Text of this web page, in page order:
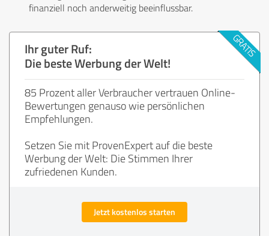
finanziell noch anderweitig beeinflussbar.
Ihr guter Ruf:
Die beste Werbung der Welt!
85 Prozent aller Verbraucher vertrauen Online-
Bewertungen genauso wie persönlichen
Empfehlungen.
Setzen Sie mit ProvenExpert auf die beste
Werbung der Welt: Die Stimmen Ihrer
zufriedenen Kunden.
Jetzt kostenlos starten